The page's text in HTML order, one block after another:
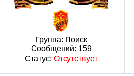
Группа: Поиск
Сообщений: 159
Статус: Отсутствует